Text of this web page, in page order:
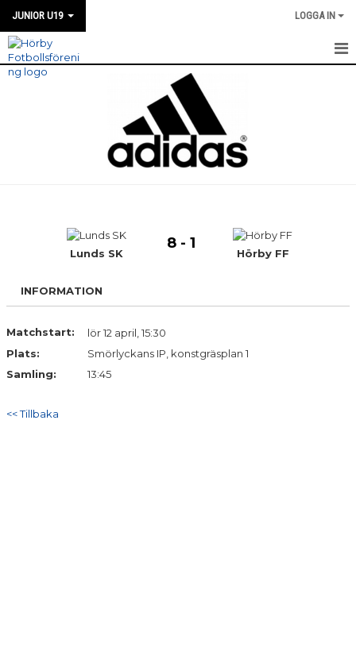
JUNIOR U19 LOGGA IN
HEM
Lunds SK
8 - 1
Hörby FF
INFORMATION
Matchstart:
lör 12 april, 15:30
Plats:
Smörlyckans IP, konstgräsplan 1
Samling:
13:45
<< Tillbaka